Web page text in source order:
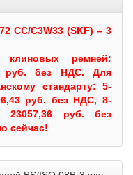
CC/C3W33 (SKF) – 3
клиновых ремней:
руб. без НДС. Для
стандарту: 5-
руб. без НДС, 8-
руб. без
сейчас!